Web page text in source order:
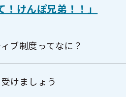
けんぽ兄弟！！」
ブ制度ってなに？
けましょう